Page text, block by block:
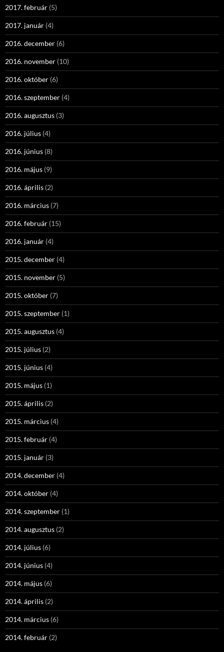
2017. február (5)
2017. január (4)
2016. december (6)
2016. november (10)
2016. október (6)
2016. szeptember (4)
2016. augusztus (3)
2016. július (4)
2016. június (8)
2016. május (9)
2016. április (2)
2016. március (7)
2016. február (15)
2016. január (4)
2015. december (4)
2015. november (5)
2015. október (7)
2015. szeptember (1)
2015. augusztus (4)
2015. július (2)
2015. június (4)
2015. május (1)
2015. április (2)
2015. március (4)
2015. február (4)
2015. január (3)
2014. december (4)
2014. október (4)
2014. szeptember (1)
2014. augusztus (2)
2014. július (6)
2014. június (4)
2014. május (6)
2014. április (2)
2014. március (6)
2014. február (2)